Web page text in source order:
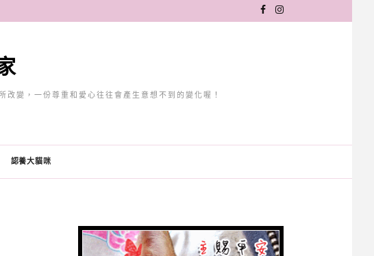
變，一份尊重和愛心往往會產生意想不到的變化喔！
認養大貓咪